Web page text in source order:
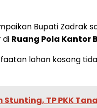
Bupati Zadrak
di Ruang Pola Kantor
lahan kosong
Stunting, TP PKK